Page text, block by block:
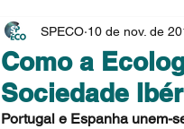
#DivECO Imprensa
Como a
Sociedade
SPECO 10 de nov. de
Portugal e Espanha unem-